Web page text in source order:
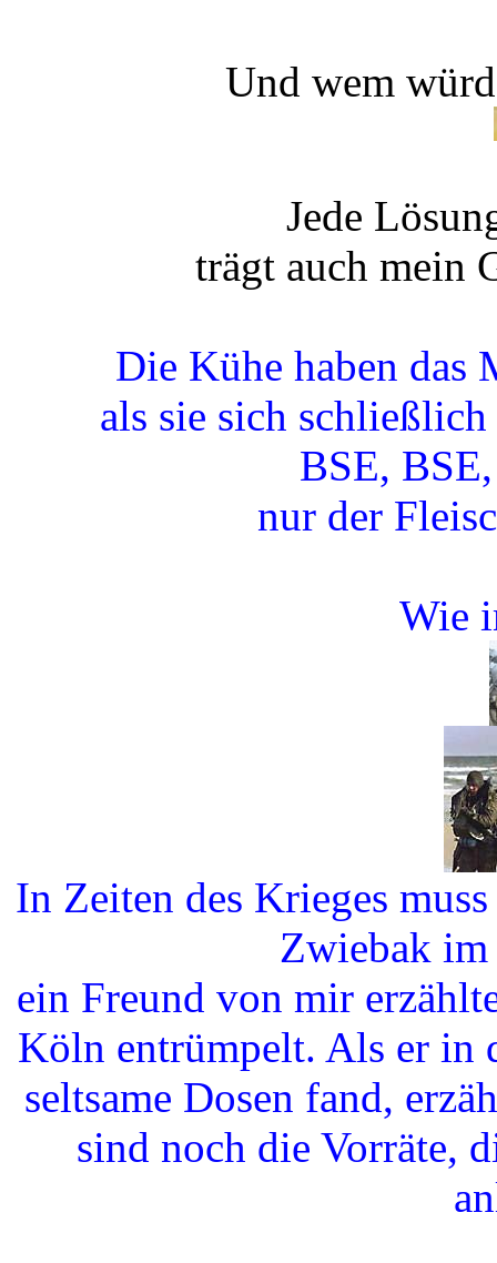
Und wem
Jede
trägt auch mein
Die Kühe haben das
als sie sich
BSE,
nur der
Wie
In Zeiten des Krieges
Zwiebak
ein Freund von mir
Köln entrümpelt. Als er in
seltsame Dosen fand,
sind noch die Vorräte,